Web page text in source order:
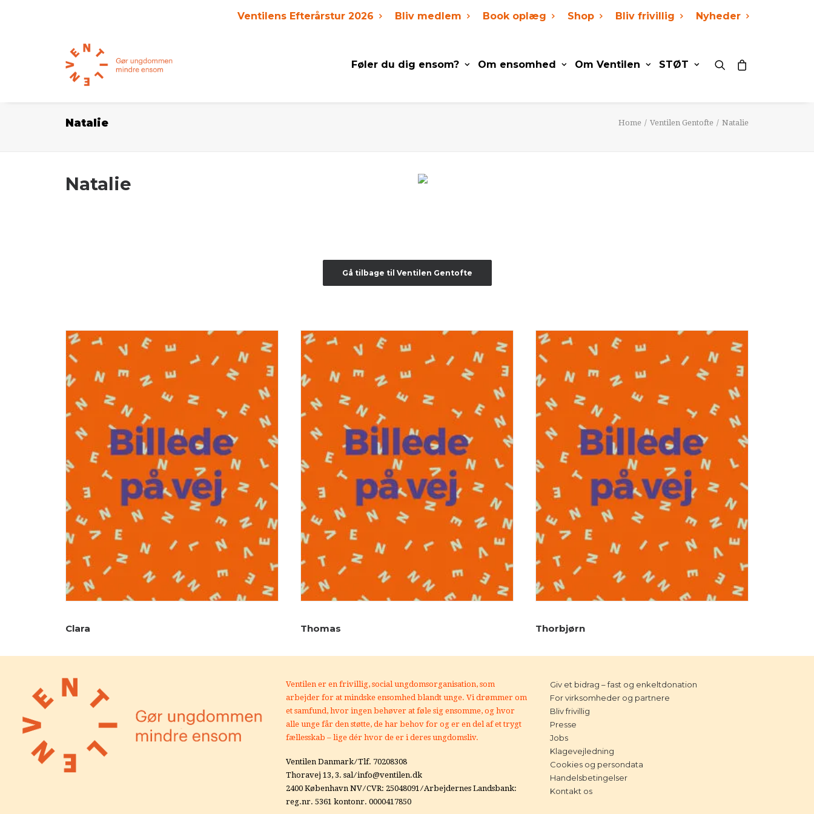
Ventilens Efterårstur 2026 Bliv medlem Book oplæg Shop Bliv frivillig Nyheder
Føler du dig ensom? Om ensomhed Om Ventilen STØT
Natalie Home Ventilen Gentofte Natalie
Natalie
Gå tilbage til Ventilen Gentofte
Clara Thomas Thorbjørn
Ventilen er en frivillig, social ungdomsorganisation, som
arbejder for at mindske ensomhed blandt unge. Vi drømmer om
et samfund, hvor ingen behøver at føle sig ensomme, og hvor
alle unge får den støtte, de har behov for og er en del af et trygt
fællesskab – lige dér hvor de er i deres ungdomsliv.
Ventilen Danmark ⁄ Tlf. 70208308
Thoravej 13, 3. sal ⁄ info@ventilen.dk
2400 København NV ⁄ CVR: 25048091 ⁄ Arbejdernes Landsbank:
reg.nr. 5361 kontonr. 0000417850
Giv et bidrag – fast og enkeltdonation
For virksomheder og partnere
Bliv frivillig
Presse
Jobs
Klagevejledning
Cookies og persondata
Handelsbetingelser
Kontakt os